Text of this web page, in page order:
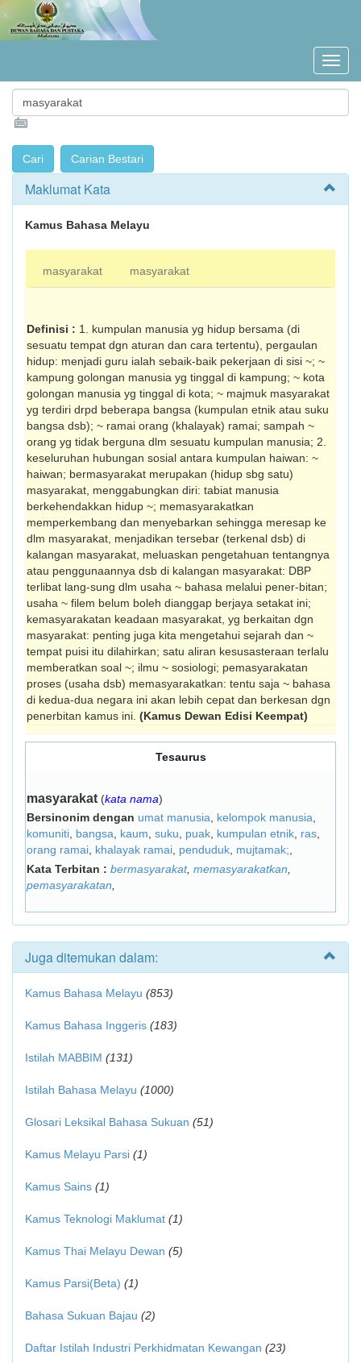
Maklumat Kata
Kamus Bahasa Melayu
masyarakat masyarakat
Definisi : 1. kumpulan manusia yg hidup bersama (di
sesuatu tempat dgn aturan dan cara tertentu), pergaulan
hidup: menjadi guru ialah sebaik-baik pekerjaan di sisi ~; ~
kampung golongan manusia yg tinggal di kampung; ~ kota
golongan manusia yg tinggal di kota; ~ majmuk masyarakat
yg terdiri drpd beberapa bangsa (kumpulan etnik atau suku
bangsa dsb); ~ ramai orang (khalayak) ramai; sampah ~
orang yg tidak berguna dlm sesuatu kumpulan manusia; 2.
keseluruhan hubungan sosial antara kumpulan haiwan: ~
haiwan; bermasyarakat merupakan (hidup sbg satu)
masyarakat, menggabungkan diri: tabiat manusia
berkehendakkan hidup ~; memasyarakatkan
memperkembang dan menyebarkan sehingga meresap ke
dlm ma­syarakat, menjadikan tersebar (terkenal dsb) di
kalangan masyarakat, meluaskan penge­tahuan tentangnya
atau penggunaannya dsb di kalangan masyarakat: DBP
terlibat lang-sung dlm usaha ~ bahasa melalui pener-bitan;
usaha ~ filem belum boleh dianggap berjaya setakat ini;
kemasyarakatan keadaan masyarakat, yg berkaitan dgn
masyarakat: penting juga kita mengetahui sejarah dan ~
tempat puisi itu dilahirkan; satu aliran kesusasteraan terlalu
memberatkan soal ~; ilmu ~ sosiologi; pemasyarakatan
proses (usaha dsb) mema­syarakatkan: tentu saja ~ bahasa
di kedua-dua negara ini akan lebih cepat dan berkesan dgn
penerbitan kamus ini. (Kamus Dewan Edisi Keempat)
Tesaurus
masyarakat (kata nama)
Bersinonim dengan umat manusia kelompok manusia
komuniti bangsa kaum suku puak kumpulan etnik ras
orang ramai khalayak ramai penduduk mujtamak;
Kata Terbitan : bermasyarakat, memasyarakatkan
pemasyarakatan
Juga ditemukan dalam:
Kamus Bahasa Melayu (853)
Kamus Bahasa Inggeris (183)
Istilah MABBIM (131)
Istilah Bahasa Melayu (1000)
Glosari Leksikal Bahasa Sukuan (51)
Kamus Melayu Parsi (1)
Kamus Sains (1)
Kamus Teknologi Maklumat (1)
Kamus Thai Melayu Dewan (5)
Kamus Parsi(Beta) (1)
Bahasa Sukuan Bajau (2)
Daftar Istilah Industri Perkhidmatan Kewangan (23)